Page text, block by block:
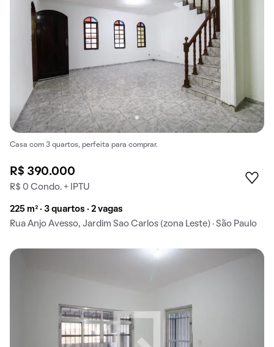
Casa com 3 quartos, perfeita para comprar.
R$ 390.000
R$ 0 Condo. + IPTU
225 m² · 3 quartos · 2 vagas
Rua Anjo Avesso, Jardim Sao Carlos (zona Leste) · São Paulo